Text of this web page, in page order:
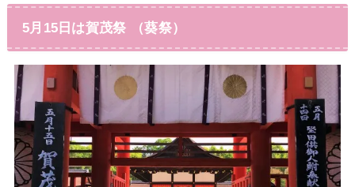
5月15日は賀茂祭 （葵祭）